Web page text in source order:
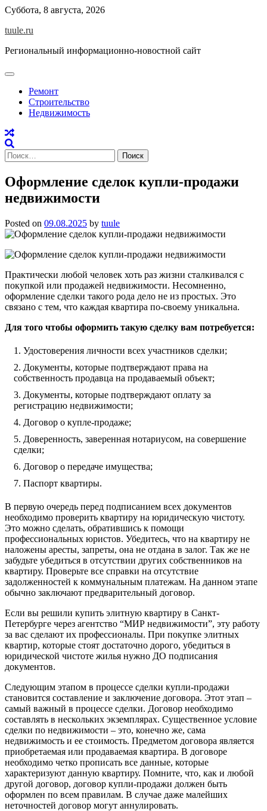
Skip
content
Суббота, 8 августа, 2026
tuule.ru
Региональный информационно-новостной сайт
Ремонт
Строительство
Недвижимость
Найти:
Оформление сделок купли-продажи
недвижимости
Posted on 09.08.2025 by tuule
Практически любой человек хоть раз жизни сталкивался с
покупкой или продажей недвижимости. Несомненно,
оформление сделки такого рода дело не из простых. Это
связано с тем, что каждая квартира по-своему уникальна.
Для того чтобы оформить такую сделку вам потребуется:
Удостоверения личности всех участников сделки;
Документы, которые подтверждают права на
собственность продавца на продаваемый объект;
Документы, которые подтверждают оплату за
регистрацию недвижимости;
Договор о купле-продаже;
Доверенность, заверенная нотариусом, на совершение
сделки;
Договор о передаче имущества;
Паспорт квартиры.
В первую очередь перед подписанием всех документов
необходимо проверить квартиру на юридическую чистоту.
Это можно сделать, обратившись к помощи
профессиональных юристов. Убедитесь, что на квартиру не
наложены аресты, запреты, она не отдана в залог. Так же не
забудьте убедиться в отсутствии других собственников на
квартиру. Проверьте все справки на отсутствие
задолженностей к коммунальным платежам. На данном этапе
обычно заключают предварительный договор.
Если вы решили купить элитную квартиру в Санкт-
Петербурге через агентство “МИР недвижимости”, эту работу
за вас сделают их профессионалы. При покупке элитных
квартир, которые стоят достаточно дорого, убедиться в
юридической чистоте жилья нужно ДО подписания
документов.
Следующим этапом в процессе сделки купли-продажи
становится составление и заключение договора. Этот этап –
самый важный в процессе сделки. Договор необходимо
составлять в нескольких экземплярах. Существенное условие
сделки по недвижимости – это, конечно же, сама
недвижимость и ее стоимость. Предметом договора является
приобретаемая или продаваемая квартира. В договоре
необходимо четко прописать все данные, которые
характеризуют данную квартиру. Помните, что, как и любой
другой договор, договор купли-продажи должен быть
оформлен по всем правилам. В случае даже малейших
неточностей договор могут аннулировать.